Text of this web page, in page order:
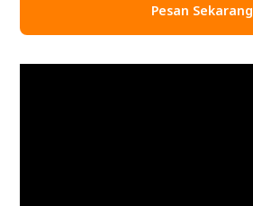
Pesan Sekarang